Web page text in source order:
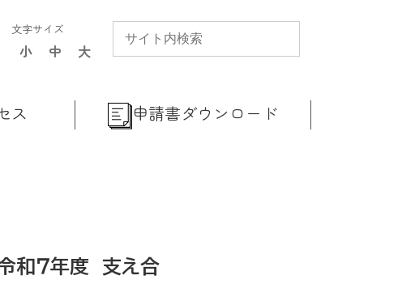
文字サイズ
小 中 大
ス 申請書ダウンロード
令和７年度 支え合